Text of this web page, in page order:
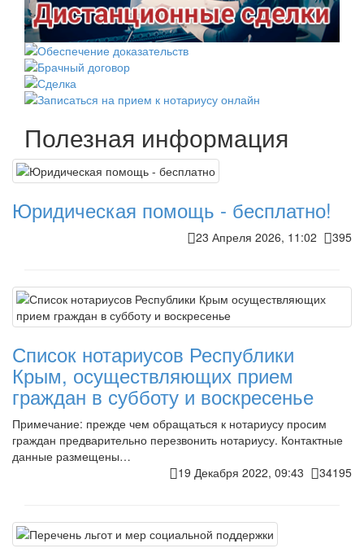
Полезная информация
Юридическая помощь - бесплатно!
23 Апреля 2026, 11:02 395
Список нотариусов Республики
Крым, осуществляющих прием
граждан в субботу и воскресенье
Примечание: прежде чем обращаться к нотариусу просим
граждан предварительно перезвонить нотариусу. Контактные
данные размещены…
19 Декабря 2022, 09:43
34195